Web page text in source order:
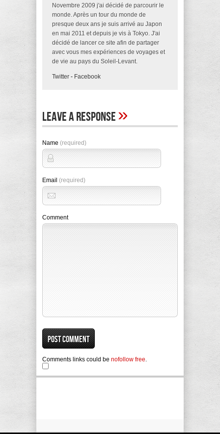
Novembre 2009 j'ai décidé de parcourir le
monde. Après un tour du monde de
presque deux ans je suis arrivé au Japon
en mai 2011 et depuis je vis à Tokyo. J'ai
décidé de lancer ce site afin de partager
avec vous mes expériences de voyages et
de vie au pays du Soleil-Levant.
Twitter - Facebook
Leave A Response»
Name (required)
Email (required)
Comment
Comments links could be nofollow free.